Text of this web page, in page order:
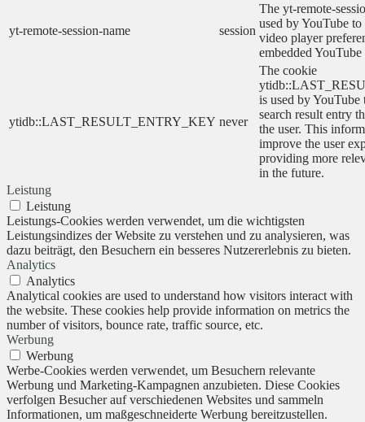
yt-remote-session-name session
The yt-remote-
used by YouTube to
video player
embedded
ytidb::LAST_RESULT_ENTRY_KEY never
The cookie
is used by YouTube
search result entry
the user. This
improve the user
providing more
in the future.
Leistung
Leistung
Leistungs-Cookies werden verwendet, um die wichtigsten
Leistungsindizes der Website zu verstehen und zu analysieren, was
dazu beiträgt, den Besuchern ein besseres Nutzererlebnis zu bieten.
Analytics
Analytics
Analytical cookies are used to understand how visitors interact with
the website. These cookies help provide information on metrics the
number of visitors, bounce rate, traffic source, etc.
Werbung
Werbung
Werbe-Cookies werden verwendet, um Besuchern relevante
Werbung und Marketing-Kampagnen anzubieten. Diese Cookies
verfolgen Besucher auf verschiedenen Websites und sammeln
Informationen, um maßgeschneiderte Werbung bereitzustellen.